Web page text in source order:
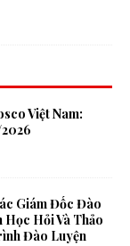
Việt Nam:
Giám Đốc Đào
Học Hỏi Và Thảo
Đào Luyện